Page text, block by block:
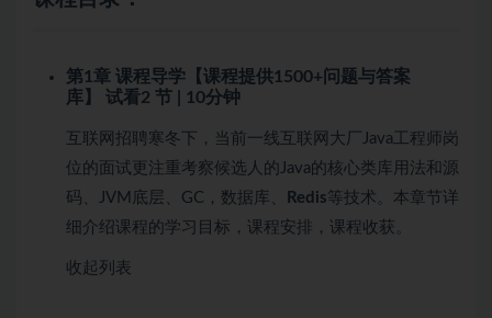
第1章 课程导学【课程提供1500+问题与答案
库】 试看2 节 | 10分钟
互联网招聘寒冬下，当前一线互联网大厂Java工程师岗
位的面试更注重考察候选人的Java的核心类库用法和源
码、JVM底层、GC，数据库、
Redis等技术。本章节详
细介绍课程的学习目标，课程安排，课程收获。
收起列表